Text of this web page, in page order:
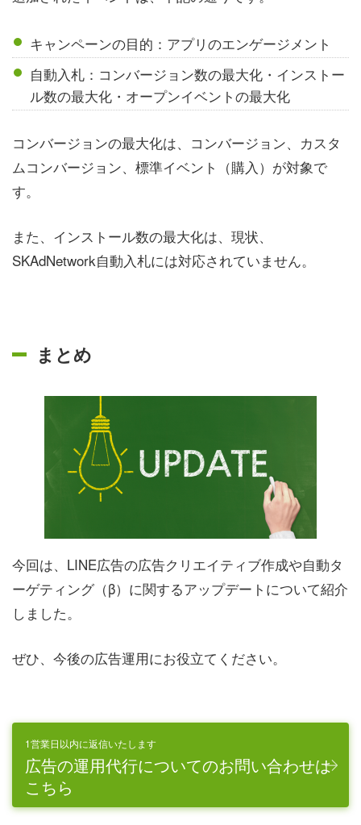
キャンペーンの目的：アプリのエンゲージメント
自動入札：コンバージョン数の最大化・インストー
ル数の最大化・オープンイベントの最大化
コンバージョンの最大化は、コンバージョン、カスタ
ムコンバージョン、標準イベント（購入）が対象で
す。
また、インストール数の最大化は、現状、
SKAdNetwork自動入札には対応されていません。
まとめ
今回は、LINE広告の広告クリエイティブ作成や自動タ
ーゲティング（β）に関するアップデートについて紹介
しました。
ぜひ、今後の広告運用にお役立てください。
1営業日以内に返信いたします
広告の運用代行についてのお問い合わせは
こちら